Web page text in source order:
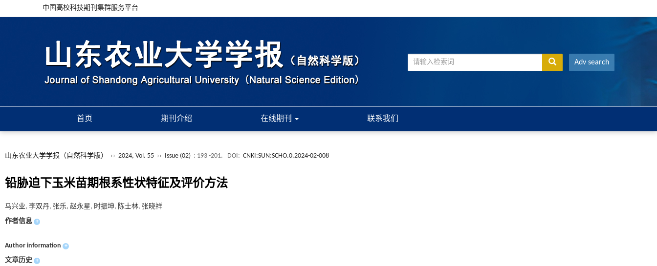
中国高校科技期刊集群服务平台
Adv search
首页 期刊介绍 在线期刊 联系我们
山东农业大学学报（自然科学版） ›› 2024, Vol. 55 ›› Issue (02) : 193 -201. DOI: CNKI:SUN:SCHO.0.2024-02-008
铅胁迫下玉米苗期根系性状特征及评价方法
马兴业, 李双丹, 张乐, 赵永星, 时振坤, 陈士林, 张晓祥
作者信息 +
Author information +
文章历史 +